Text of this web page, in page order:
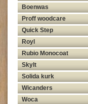
Boenwas
Proff woodcare
Quick Step
Royl
Rubio Monocoat
Skylt
Solida kurk
Wicanders
Woca